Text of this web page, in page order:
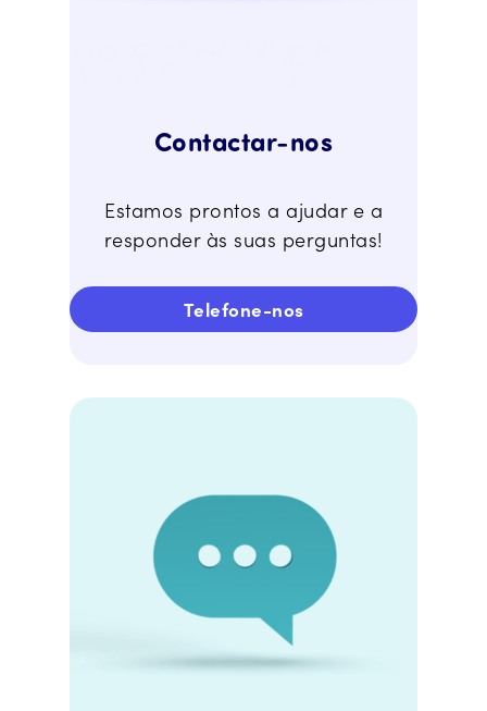
Contactar-nos
Estamos prontos a ajudar e a
responder às suas perguntas!
Telefone-nos